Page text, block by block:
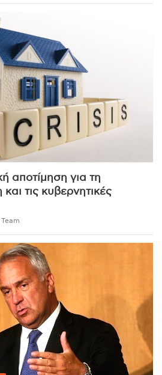
αποτίμηση για τη
τις κυβερνητικές